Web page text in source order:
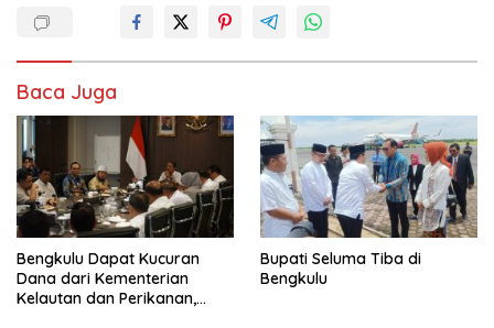
Baca Juga
Bengkulu Dapat Kucuran
Dana dari Kementerian
Kelautan dan Perikanan,
Bupati Seluma Tiba di
Bengkulu